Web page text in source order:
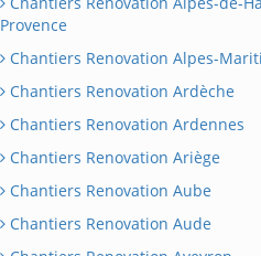
Provence
Chantiers Renovation Alpes-
Chantiers Renovation Ardèche
Chantiers Renovation Ardennes
Chantiers Renovation Ariège
Chantiers Renovation Aube
Chantiers Renovation Aude